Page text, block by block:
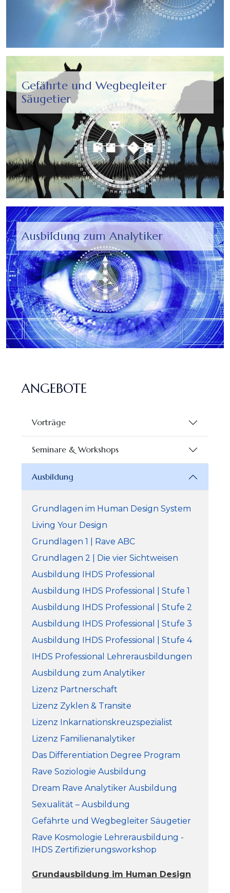
Gefährte und Wegbegleiter
Säugetier
Ausbildung zum Analytiker
ANGEBOTE
Vorträge
Seminare & Workshops
Ausbildung
Grundlagen im Human Design System
Living Your Design
Grundlagen 1 | Rave ABC
Grundlagen 2 | Die vier Sichtweisen
Ausbildung IHDS Professional
Ausbildung IHDS Professional | Stufe 1
Ausbildung IHDS Professional | Stufe 2
Ausbildung IHDS Professional | Stufe 3
Ausbildung IHDS Professional | Stufe 4
IHDS Professional Lehrerausbildungen
Ausbildung zum Analytiker
Lizenz Partnerschaft
Lizenz Zyklen & Transite
Lizenz Inkarnationskreuzspezialist
Lizenz Familienanalytiker
Das Differentiation Degree Program
Rave Soziologie Ausbildung
Dream Rave Analytiker Ausbildung
Sexualität – Ausbildung
Gefährte und Wegbegleiter Säugetier
Rave Kosmologie Lehrerausbildung -
IHDS Zertifizierungsworkshop
Grundausbildung im Human Design